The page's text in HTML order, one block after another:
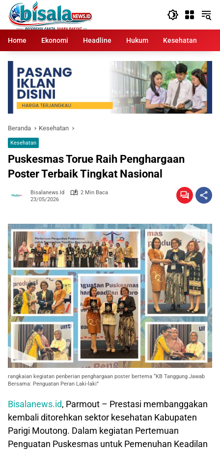
Langsung
konten
Home
Ekonomi Headline Hukum Kesehatan
Beranda Kesehatan
Kesehatan
Puskesmas Torue Raih Penghargaan
Poster Terbaik Tingkat Nasional
Bisalanews.id
2 Min Baca
23/05/2026
rangkaian kegiatan penberian penghargaan poster bertema “KB Tanggung Jawab
Bersama: Penguatan Peran Laki-laki”
Bisalanews.id, Parmout – Prestasi membanggakan
kembali ditorehkan sektor kesehatan Kabupaten
Parigi Moutong. Dalam kegiatan Pertemuan
Penguatan Puskesmas untuk Pemenuhan Keadilan